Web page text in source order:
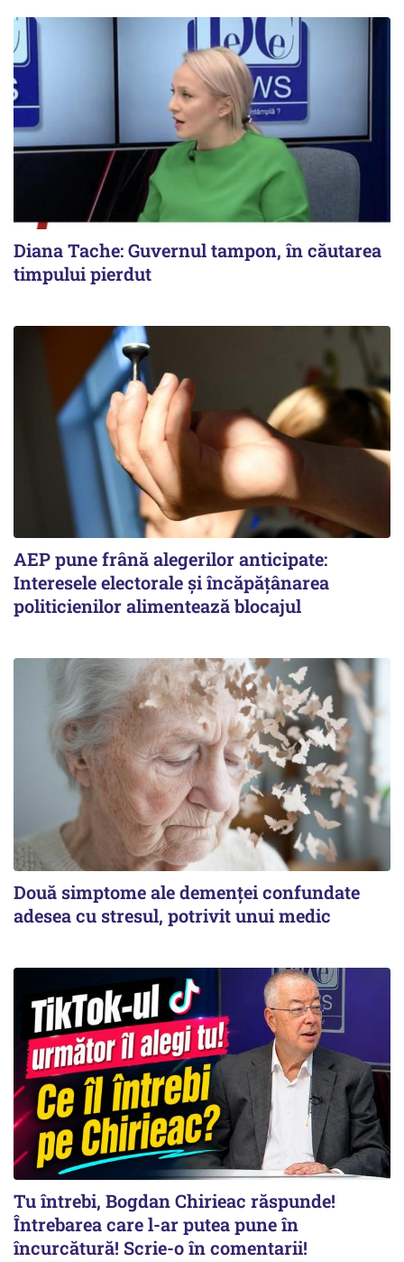
Diana Tache: Guvernul tampon, în căutarea
timpului pierdut
AEP pune frână alegerilor anticipate:
Interesele electorale și încăpățânarea
politicienilor alimentează blocajul
Două simptome ale demenței confundate
adesea cu stresul, potrivit unui medic
Tu întrebi, Bogdan Chirieac răspunde!
Întrebarea care l-ar putea pune în
încurcătură! Scrie-o în comentarii!